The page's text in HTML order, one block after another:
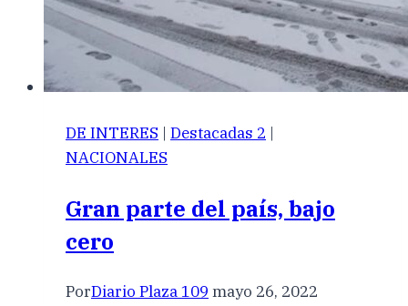
DE INTERES | Destacadas 2 |
NACIONALES
Gran parte del país, bajo
cero
PorDiario Plaza 109 mayo 26, 2022